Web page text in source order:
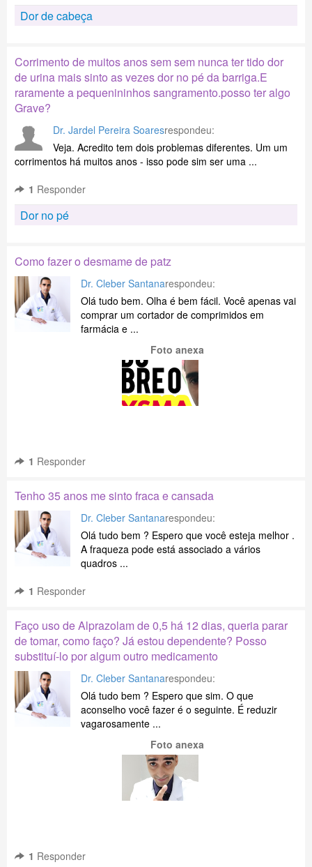
Dor de cabeça
Corrimento de muitos anos sem sem nunca ter tido dor
de urina mais sinto as vezes dor no pé da barriga.E
raramente a pequenininhos sangramento.posso ter algo
Grave?
Dr. Jardel Pereira Soaresrespondeu:
Veja. Acredito tem dois problemas diferentes. Um um
corrimentos há muitos anos - isso pode sim ser uma ...
1 Responder
Dor no pé
Como fazer o desmame de patz
Dr. Cleber Santanarespondeu:
Olá tudo bem. Olha é bem fácil. Você apenas vai
comprar um cortador de comprimidos em
farmácia e ...
Foto anexa
1 Responder
Tenho 35 anos me sinto fraca e cansada
Dr. Cleber Santanarespondeu:
Olá tudo bem ? Espero que você esteja melhor .
A fraqueza pode está associado a vários
quadros ...
1 Responder
Faço uso de Alprazolam de 0,5 há 12 dias, queria parar
de tomar, como faço? Já estou dependente? Posso
substituí-lo por algum outro medicamento
Dr. Cleber Santanarespondeu:
Olá tudo bem ? Espero que sim. O que
aconselho você fazer é o seguinte. É reduzir
vagarosamente ...
Foto anexa
1 Responder